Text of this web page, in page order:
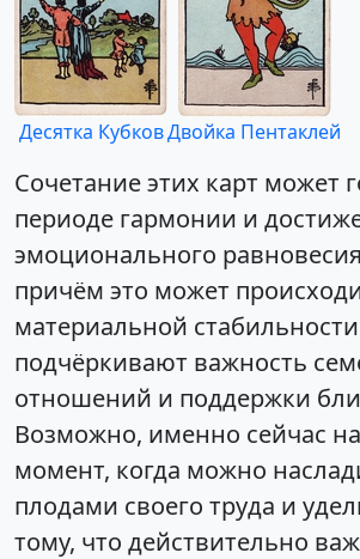
Десятка КубковДвойка Пентаклей
Сочетание этих карт может
периоде гармонии и
эмоционального
причём это может
материальной
подчёркивают важность
отношений и поддержки
Возможно, именно сейчас
момент, когда можно
плодами своего труда и
тому, что действительно